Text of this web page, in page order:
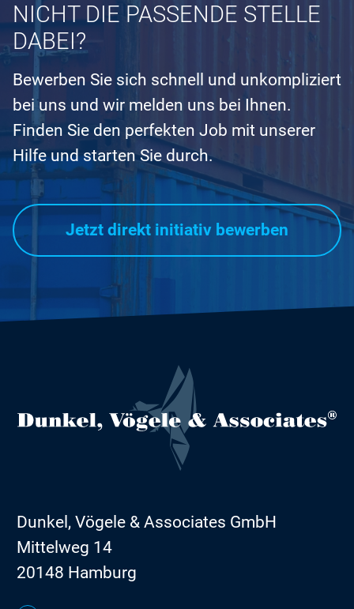
NICHT DIE PASSENDE STELLE
DABEI?
Bewerben Sie sich schnell und unkompliziert
bei uns und wir melden uns bei Ihnen.
Finden Sie den perfekten Job mit unserer
Hilfe und starten Sie durch.
Jetzt direkt initiativ bewerben
Dunkel, Vögele & Associates GmbH
Mittelweg 14
20148 Hamburg